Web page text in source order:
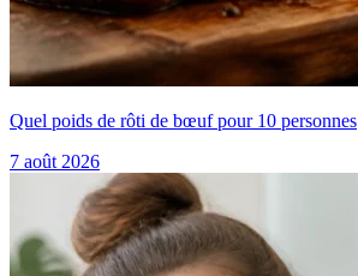
Quel poids de rôti de bœuf pour 10 personnes
7 août 2026